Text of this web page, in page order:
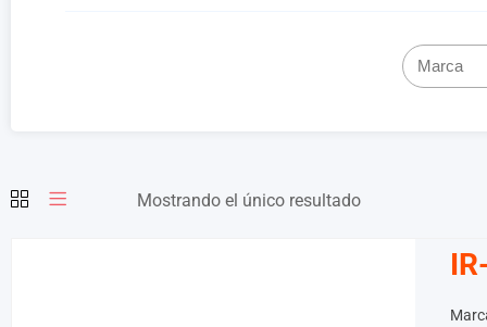
Mostrando el único resultado